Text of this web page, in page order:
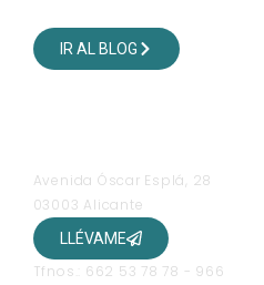
IR AL BLOG
Avenida Óscar Esplá, 28
03003 Alicante
LLÉVAME
Tfnos.: 662 53 78 78 - 966